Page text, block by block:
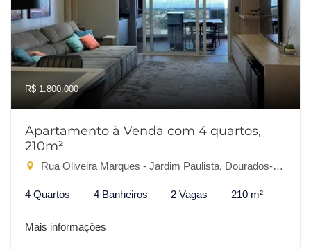
R$ 1.800.000
Apartamento à Venda com 4 quartos,
210m²
Rua Oliveira Marques - Jardim Paulista, Dourados-MS
4 Quartos 4 Banheiros 2 Vagas 210 m²
Mais informações